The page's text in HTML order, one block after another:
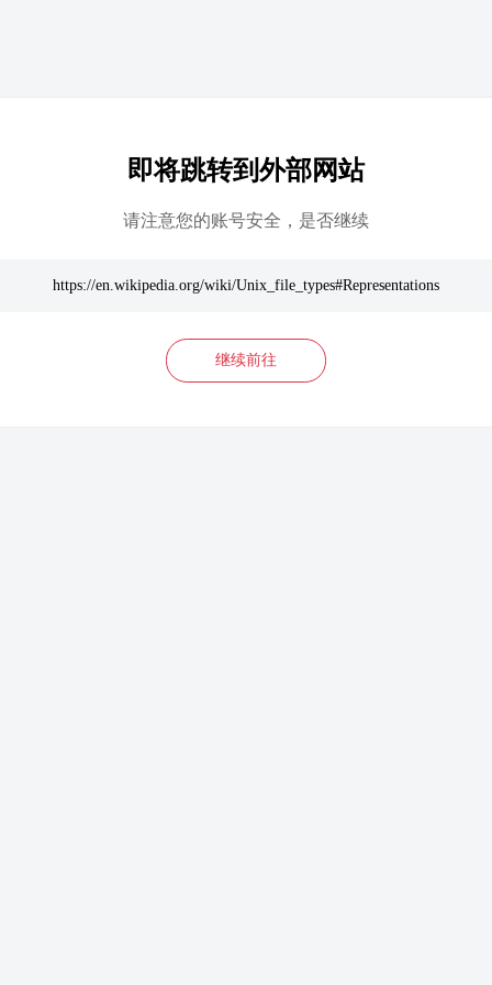
即将跳转到外部网站
请注意您的账号安全，是否继续
https://en.wikipedia.org/wiki/Unix_file_types#Representations
继续前往